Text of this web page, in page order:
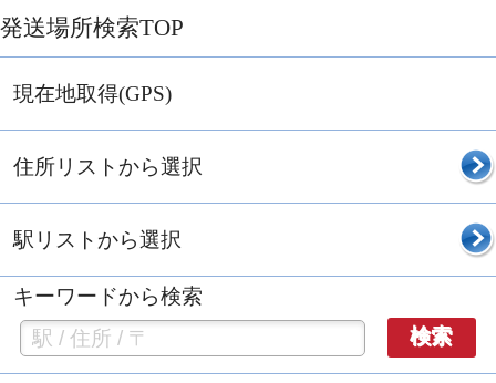
発送場所検索TOP
現在地取得(GPS)
住所リストから選択
駅リストから選択
キーワードから検索
検索